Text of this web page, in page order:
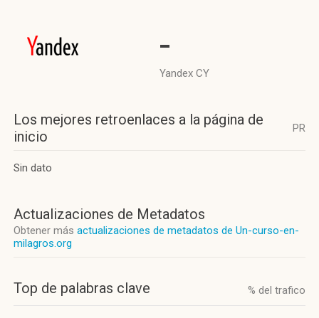
-
Yandex CY
Los mejores retroenlaces a la página de
inicio
PR
Sin dato
Actualizaciones de Metadatos
Obtener más actualizaciones de metadatos de Un-curso-en-
milagros.org
Top de palabras clave % del trafico